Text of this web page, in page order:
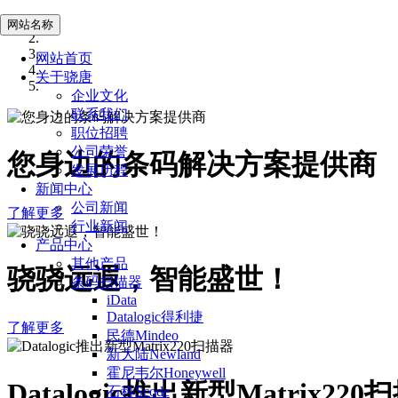
网站名称
网站首页
关于骁唐
企业文化
联系我们
职位招聘
公司荣誉
发展历程
新闻中心
公司新闻
行业新闻
产品中心
其他产品
条码扫描器
iData
Datalogic得利捷
民德Mindeo
新大陆Newland
霍尼韦尔Honeywell
石科Scode
您身边的条码解决方案提供商
了解更多
骁骁远遐，智能盛世！
了解更多